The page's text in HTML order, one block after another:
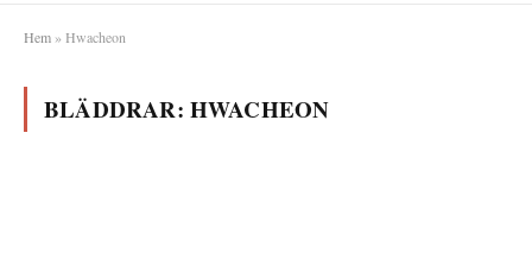
Hem » Hwacheon
BLÄDDRAR: HWACHEON